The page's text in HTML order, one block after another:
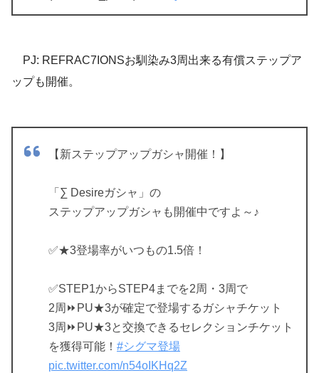
PJ: REFRAC7IONSお馴染み3周出来る有償ステップア
ップも開催。
【新ステップアップガシャ開催！】
「∑ Desireガシャ」の
ステップアップガシャも開催中ですよ～♪
✅️★3登場率がいつもの1.5倍！
✅️STEP1からSTEP4までを2周・3周で
2周⏩️PU★3が確定で登場するガシャチケット
3周⏩️PU★3と交換できるセレクションチケット
を獲得可能！ #シグマ登場
pic.twitter.com/n54oIKHq2Z